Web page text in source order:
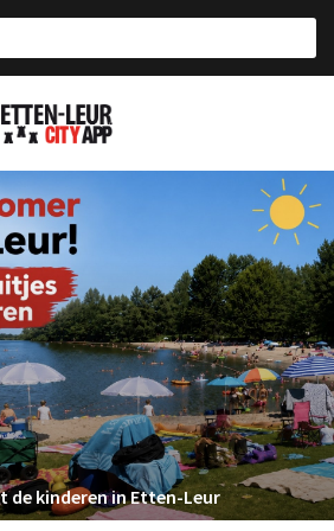
blogs
Etten-
Leur
de kinderen in Etten-Leur